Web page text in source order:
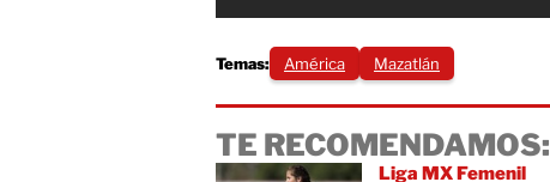
Temas: América Mazatlán
TE RECOMENDAMOS:
Liga MX Femenil